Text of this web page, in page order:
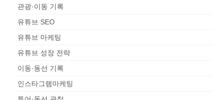
관광·이동 기록
유튜브 SEO
유튜브 마케팅
유튜브 성장 전략
이동·동선 기록
인스타그램마케팅